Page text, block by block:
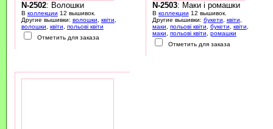
N-2502: Волошки
В коллекции 12 вышивок.
Другие вышивки: волошки квіти
волошки
квіти
польові квіти
Отметить для заказа
N-2503: Маки і ромашки
В коллекции 12 вышивок.
Другие вышивки: букети квіти
маки
польові квіти букети квіти
маки
польові квіти
ромашки
Отметить для заказа